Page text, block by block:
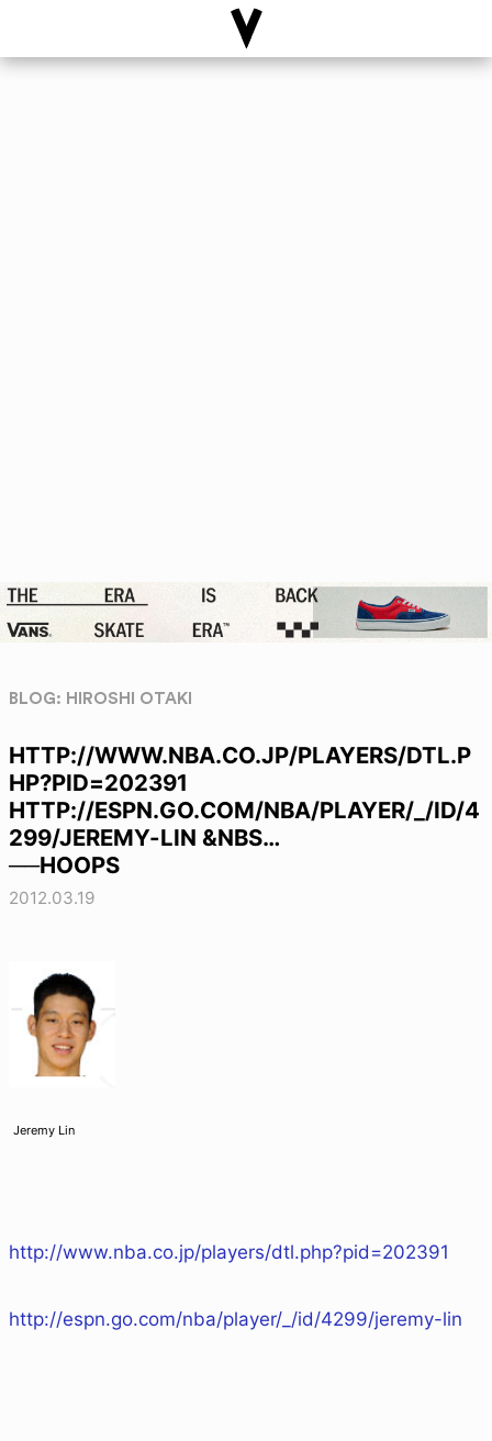
BLOG: HIROSHI OTAKI
HTTP://WWW.NBA.CO.JP/PLAYERS/DTL.P
HP?PID=202391
HTTP://ESPN.GO.COM/NBA/PLAYER/_/ID/4
299/JEREMY-LIN &NBS…
──HOOPS
2012.03.19
Jeremy Lin
http://www.nba.co.jp/players/dtl.php?pid=202391
http://espn.go.com/nba/player/_/id/4299/jeremy-lin